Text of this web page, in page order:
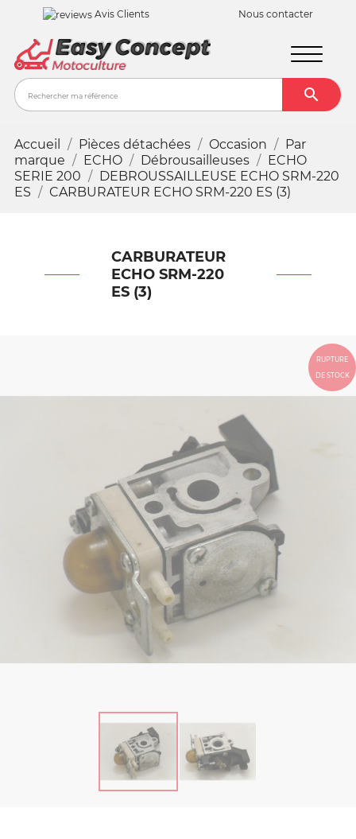
Avis Clients Nous contacter

Accueil Pièces détachées Occasion
Par
marque
ECHO Débrousailleuses
ECHO
SERIE 200
DEBROUSSAILLEUSE ECHO SRM-220
ES
CARBURATEUR ECHO SRM-220 ES (3)
CARBURATEUR
ECHO SRM-220
ES (3)
RUPTURE
DE STOCK